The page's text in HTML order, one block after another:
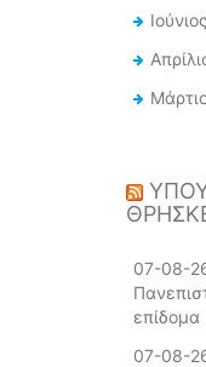
07-08-
επίδομα
07-08-